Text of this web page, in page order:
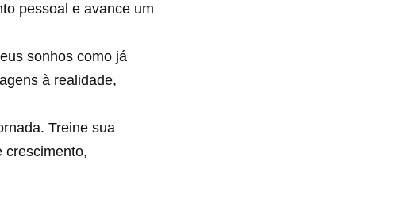
pessoal e avance um
sonhos como já
à realidade,
Treine sua
crescimento,